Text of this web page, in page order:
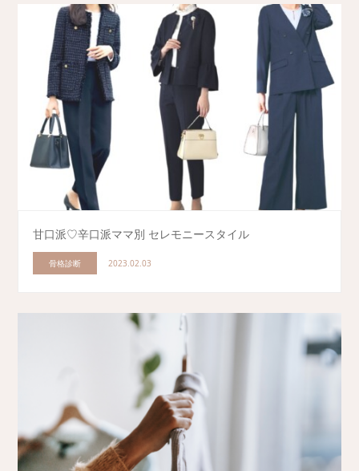
甘口派♡辛口派ママ別 セレモニースタイル
骨格診断 2023.02.03